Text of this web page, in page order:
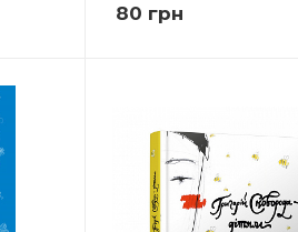
80 грн